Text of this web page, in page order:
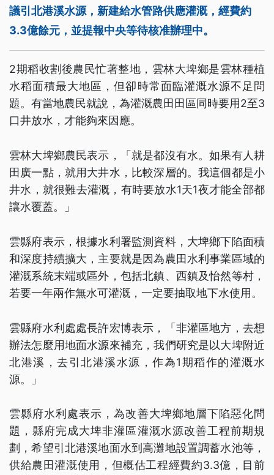
議引北港溪水源，新建給水管路供應灌溉，經費約
3.3億餘元，並提報中央等待核准辦理中。
2期稻收割後農民忙著整地，雲林大埤鄉是雲林種植
水稻面積最大地區，但卻時常面臨灌溉水源不足問
題。有當地農民就說，為灌溉農田田區同時要用2至3
口井放水，才能夠來因應。
雲林大埤鄉農民表示，「就是都沒有水。如果有人耕
田廣一點，就用大井水，比較深層的。我這個都是小
井水，就很難去灌溉，有時要放水1天1夜才能全部都
讓水覆蓋。」
雲縣府表示，根據水利署監測資料，大埤鄉下陷面積
和深度持續擴大，主要就是因為農田水利事業區域的
灌溉系統末端或區外，包括北鎮、西鎮及怡然等村，
若要一年兩作無水可灌溉，一定要抽取地下水使用。
雲縣府水利處處長許宏博表示，「非灌區地方，去想
辦法怎麼用地面水源來補充，我們研究是以大埤附近
北港溪，去引北港溪水源，作為1期稻作的灌溉水
源。」
雲縣府水利處表示，為改善大埤鄉地層下陷惡化問
題，縣府完成大埤非灌區灌溉水源改善工程前期規
劃，希望引北港溪地面水到高灘地設置調蓄水池等，
供給農田灌溉使用，但概估工程經費約3.3億，目前